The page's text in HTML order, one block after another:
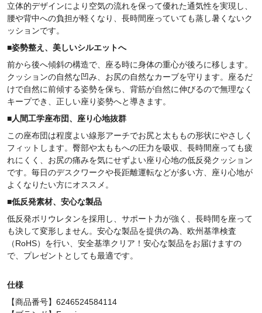
立体的デザインにより空気の流れを保って優れた通気性を実現し、
腰や背中への負担が軽くなり、長時間座っていても蒸し暑くないク
ッションです。
■姿勢整え、 美しいシルエットへ
前から後へ傾斜の構造で、座る時に身体の重心が後ろに移します。
クッションの自然な凹み、お尻の自然なカーブを守ります。座るだ
けで自然に前傾する姿勢を保ち、背筋が自然に伸びるので無理なく
キープでき、正しい座り姿勢へと導きます。
■人間工学座布団、 座り心地抜群
この座布団は程度よい線形アーチでお尻と太ももの形状にやさしく
フィットします。臀部や太ももへの圧力を吸収、長時間座っても疲
れにくく、お尻の痛みを気にせずよい座り心地の低反発クッション
です。毎日のデスクワークや長距離運転などが多い方、座り心地が
よくなりたい方にオススメ。
■低反発素材、 安心な製品
低反発ボリウレタンを採用し、サポート力が強く、長時間を座って
も決して変形しません。安心な製品を提供の為、欧州基準検査
（RoHS）を行い、安全基準クリア！安心な製品をお届けますの
で、プレゼントとしても最適です。
仕様
【商品番号】6246524584114